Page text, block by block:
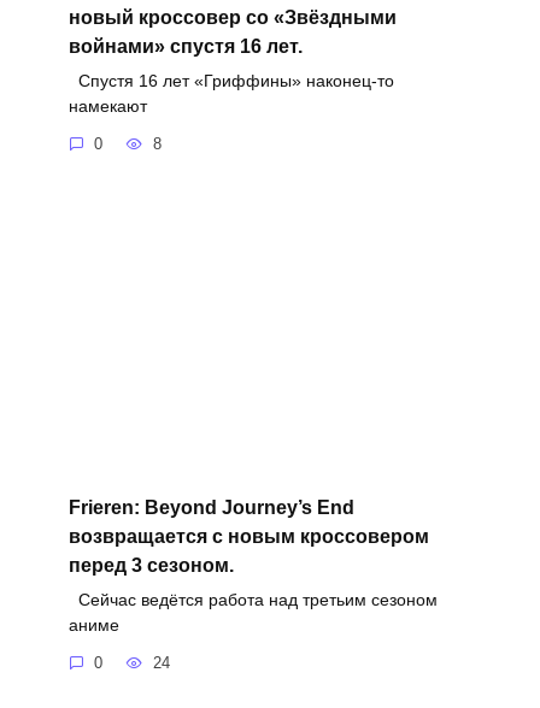
новый кроссовер со «Звёздными
войнами» спустя 16 лет.
Спустя 16 лет «Гриффины» наконец-то
намекают
0 8
Frieren: Beyond Journey’s End
возвращается с новым кроссовером
перед 3 сезоном.
Сейчас ведётся работа над третьим сезоном
аниме
0 24